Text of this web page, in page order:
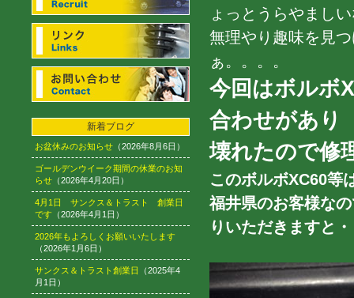
新着ブログ
お盆休みのお知らせ （2026年8月6日）
ゴールデンウイーク期間の休業のお知
らせ （2026年4月20日）
4月1日 サンクス＆トラスト 創業日
です （2026年4月1日）
2026年もよろしくお願いいたします
（2026年1月6日）
サンクス＆トラスト創業日
（2025年4
月1日）
ょっとうらやまし
無理やり趣味を見
ぁ。。。。
今回はボルボ
合わせがあり
壊れたので修
このボルボXC60等
福井県のお客様な
りいただきますと